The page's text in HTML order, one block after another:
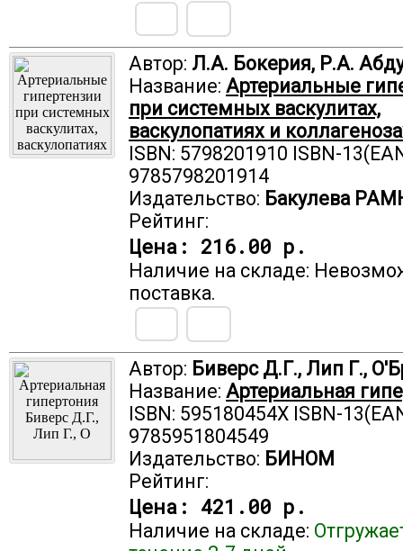
Автор: Л.А. Бокерия, Р.А.
Название: Артериальные
при системных васкулитах,
васкулопатиях и
ISBN: 5798201910 ISBN-
9785798201914
Издательство: Бакулева
Рейтинг:
Цена: 216.00 р.
Наличие на складе:
поставка.
Автор: Биверс Д.Г., Лип Г.,
Название: Артериальная
ISBN: 595180454X ISBN-
9785951804549
Издательство: БИНОМ
Рейтинг:
Цена: 421.00 р.
Наличие на складе: